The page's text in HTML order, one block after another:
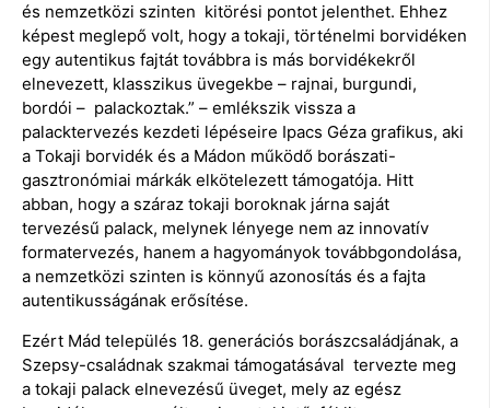
és nemzetközi szinten kitörési pontot jelenthet. Ehhez
képest meglepő volt, hogy a tokaji, történelmi borvidéken
egy autentikus fajtát továbbra is más borvidékekről
elnevezett, klasszikus üvegekbe – rajnai, burgundi,
bordói – palackoztak.” – emlékszik vissza a
palacktervezés kezdeti lépéseire Ipacs Géza grafikus, aki
a Tokaji borvidék és a Mádon működő borászati-
gasztronómiai márkák elkötelezett támogatója. Hitt
abban, hogy a száraz tokaji boroknak járna saját
tervezésű palack, melynek lényege nem az innovatív
formatervezés, hanem a hagyományok továbbgondolása,
a nemzetközi szinten is könnyű azonosítás és a fajta
autentikusságának erősítése.
Ezért Mád település 18. generációs borászcsaládjának, a
Szepsy-családnak szakmai támogatásával tervezte meg
a tokaji palack elnevezésű üveget, mely az egész